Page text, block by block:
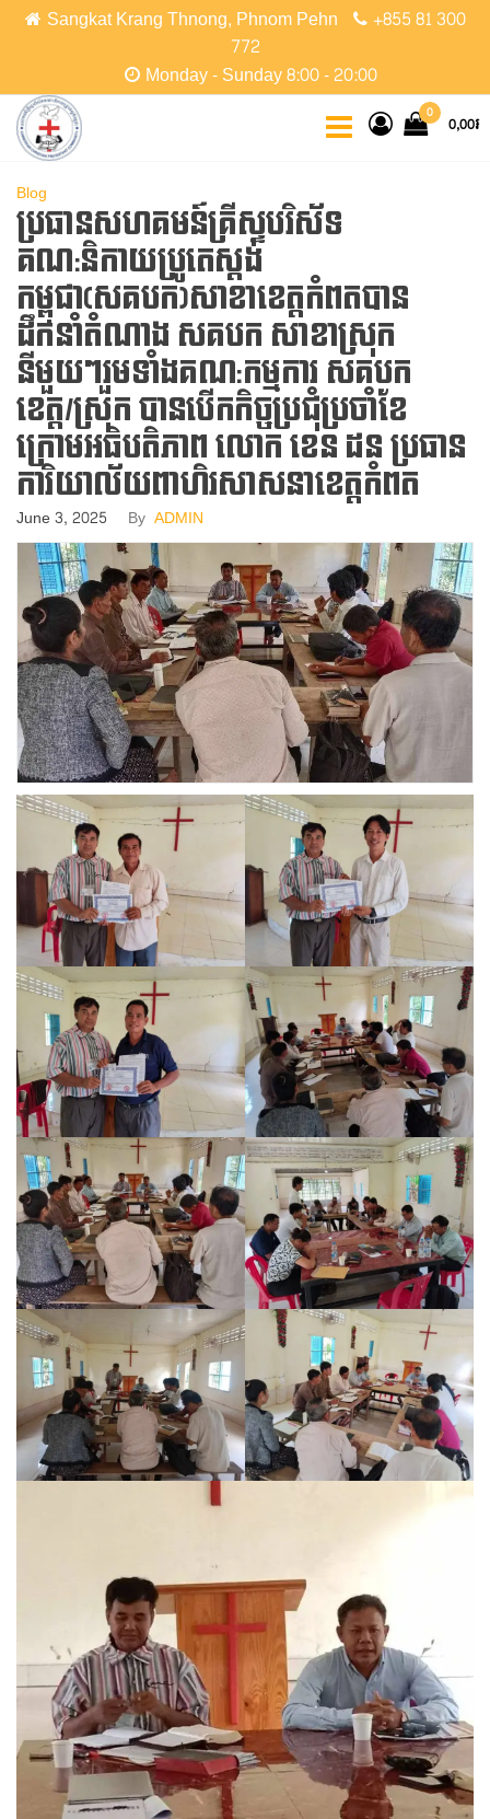
Skip
content
Sangkat Krang Thnong, Phnom Pehn
+855 81 300
772
Monday - Sunday 8:00 - 20:00
0 0,00៛
CCPC
Blog
ប្រធានសហគមន៍គ្រីស្ទបរិស័ទ
គណ:និកាយប្រូតេស្តង់
កម្ពុជា(សគបក)សាខាខេត្តកំពតបាន
ដឹកនាំតំណាង​ សគបក​ សាខាស្រុក​
នីមួយៗរួមទាំងគណ:កម្មការ​ សគបក​
ខេត្ត/ស្រុក​ បានបើកកិច្ចប្រជុំប្រចាំខែ
ក្រោមអធិបតិភាព លោក​ ខេន​ ដន ប្រធាន
ការិយាល័យពាហិរសាសនាខេត្តកំពត
June 3, 2025 By ADMIN